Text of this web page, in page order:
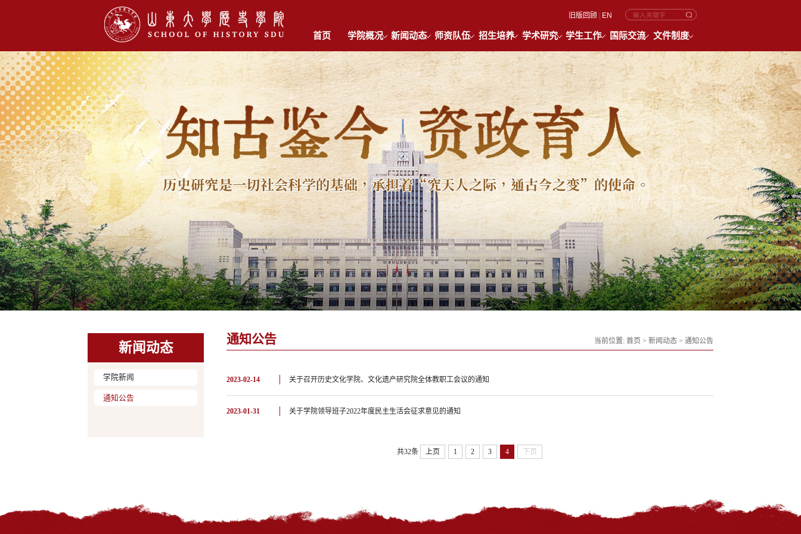
旧版回顾 | EN
首页 学院概况 新闻动态 师资队伍 招生培养 学术研究 学生工作 国际交流 文件制度
新闻动态
学院新闻
通知公告
当前位置: 首页 > 新闻动态 > 通知公告
通知公告
2023-02-14 关于召开历史文化学院、文化遗产研究院全体教职工会议的通知
2023-01-31 关于学院领导班子2022年度民主生活会征求意见的通知
共32条 上页 1 2 3 4 下页